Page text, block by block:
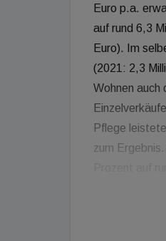
Euro p.a.
auf rund 6,3
Euro). Im
(2021: 2,3
Wohnen auch
Pflege
zum